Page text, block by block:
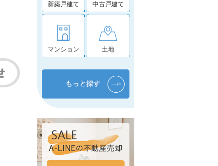
新築戸建て 中古戸建て
マンション 土地